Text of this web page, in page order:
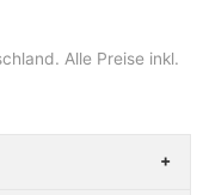
. Alle Preise inkl.